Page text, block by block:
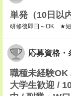
単発（10日以
研修後即日～OK ★短
応募資格・
職種未経験OK
大学生歓迎 /